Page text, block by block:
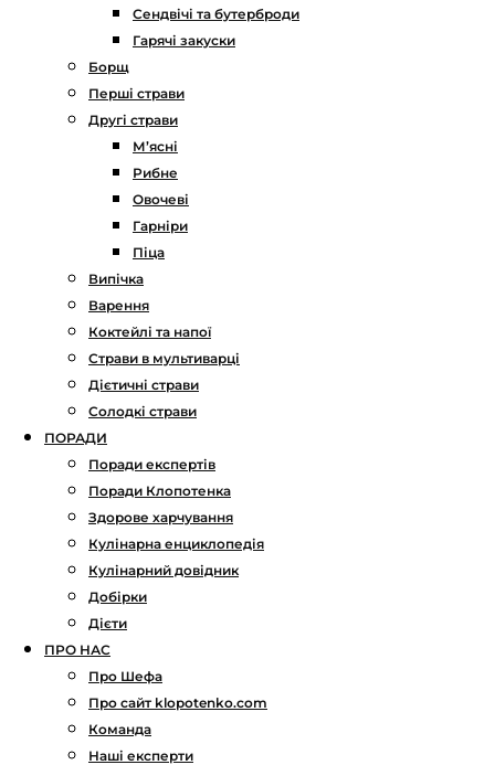
Сендвічі та бутерброди
Гарячі закуски
Борщ
Перші страви
Другі страви
М’ясні
Рибне
Овочеві
Гарніри
Піца
Випічка
Варення
Коктейлі та напої
Страви в мультиварці
Дієтичні страви
Солодкі страви
ПОРАДИ
Поради експертів
Поради Клопотенка
Здорове харчування
Кулінарна енциклопедія
Кулінарний довідник
Добірки
Дієти
ПРО НАС
Про Шефа
Про сайт klopotenko.com
Команда
Наші експерти